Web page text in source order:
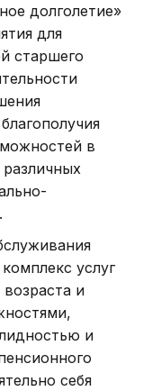
долголетие»
для
старшего
в
услуг
и
и
себя